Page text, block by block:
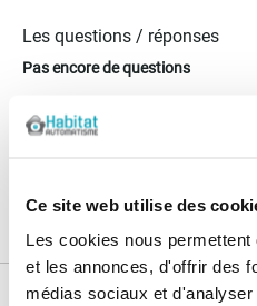
Ce site web utilise des
Les cookies nous
et les annonces, d'offrir des
médias sociaux et
Les questions / réponses
Pas encore de questions
Connectez vous pour